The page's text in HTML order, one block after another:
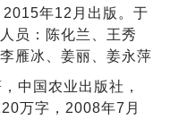
年12月出版。于
员：陈化兰、王秀
雁冰、姜丽、姜永萍
中国农业出版社，
万字，2008年7月